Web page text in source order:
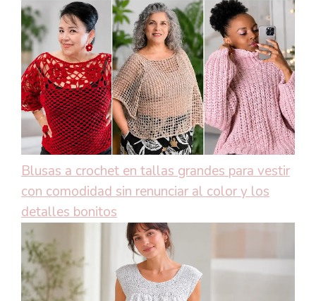
Blusas a crochet en tallas grandes para vestir
con comodidad sin renunciar al color y los
detalles bonitos